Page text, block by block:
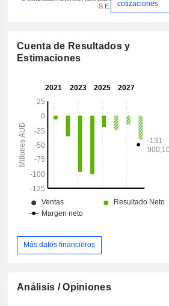
S.E.
cotizaciones
Cuenta de Resultados y
Estimaciones
Más datos financieros
Análisis / Opiniones